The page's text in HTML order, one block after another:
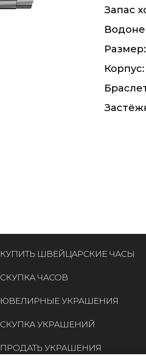
Запас
Размер:
Корпус:
КУПИТЬ ШВЕЙЦАРСКИЕ ЧАСЫ
СКУПКА ЧАСОВ
ЮВЕЛИРНЫЕ УКРАШЕНИЯ
СКУПКА УКРАШЕНИЙ
ПРОДАТЬ УКРАШЕНИЯ